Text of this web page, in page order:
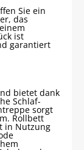
Sie ein
das
ist
garantiert
bietet dank
Schlaf-
sorgt
Rollbett
in Nutzung